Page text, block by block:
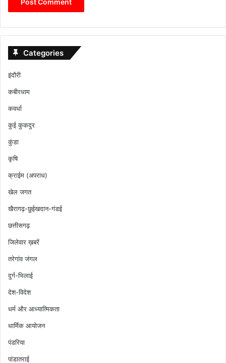
Categories
इंदौरी
कबीरधाम
कवर्धा
कुई कुकदुर
कुंडा
कृषि
क्राईम (अपराध)
खेल जगत
खैरागढ़-छुईखदान-गंडई
छत्तीसगढ़
जिलेवार ख़बरें
तरेगांव जंगल
दुर्ग-भिलाई
देश-विदेश
धर्म और आध्यात्मिकता
धार्मिक आयोजन
पंडरिया
पांडातराई